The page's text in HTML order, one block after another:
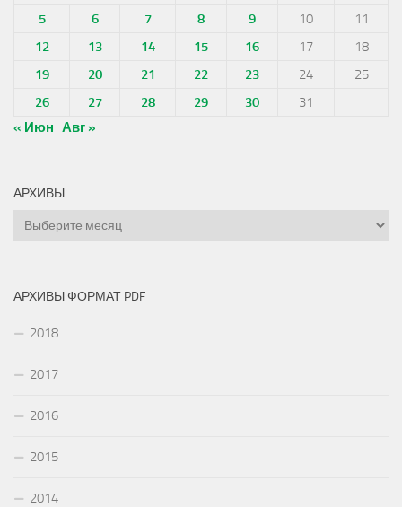
5
6 7 8 9 10
11
12
13 14 15 16 17
18
19
20 21 22 23 24
25
26
27 28 29 30
31
« Июн Авг »
АРХИВЫ
Архивы
АРХИВЫ ФОРМАТ PDF
2018
2017
2016
2015
2014